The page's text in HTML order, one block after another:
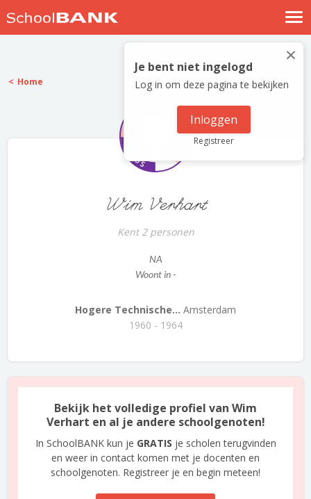
Nostalgische verhalen
Log in
Meld je gratis aan
×
Je bent niet ingelogd
Log in om deze pagina te bekijken
Inloggen
Registreer
Home
Wim Verhart
Kent 2 personen
NA
Woont in -
Hogere Technische... Amsterdam
1960 - 1964
Bekijk het volledige profiel van Wim
Verhart en al je andere schoolgenoten!
In SchoolBANK kun je GRATIS je scholen terugvinden
en weer in contact komen met je docenten en
schoolgenoten. Registreer je en begin meteen!